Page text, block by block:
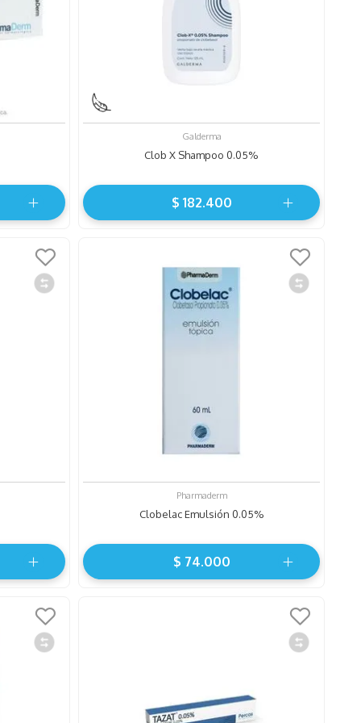
Galderma
Clob X Shampoo 0.05%
$ 182.400
Pharmaderm
Clobelac Emulsión 0.05%
$ 74.000